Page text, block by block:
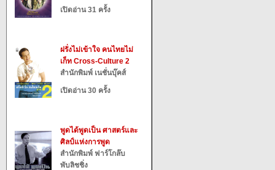
เปิดอ่าน 31 ครั้ง
ฝรั่งไม่เข้าใจ คนไทยไม่
เก็ท Cross-Culture 2
สำนักพิมพ์ เนชั่นบุ๊คส์
เปิดอ่าน 30 ครั้ง
พูดได้พูดเป็น ศาสตร์และ
ศิลป์แห่งการพูด
สำนักพิมพ์ ฟาร์โกล๊บ
พับลิชชิ่ง